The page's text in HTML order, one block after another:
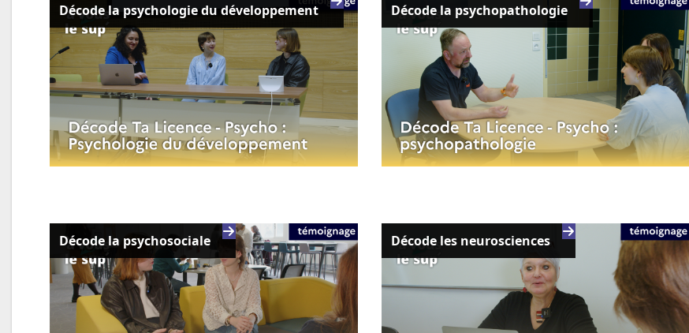
Décode la psychologie du développement
Décode la psychosociale
Décode la psychopathologie
Décode les neurosciences